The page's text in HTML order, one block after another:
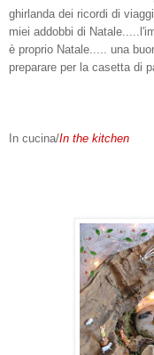
ghirlanda dei ricordi di
miei addobbi di
è proprio Natale..... una
preparare per la casetta di
In cucina/In the kitchen